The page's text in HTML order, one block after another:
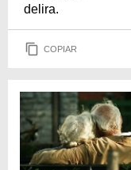
delira.
COPIAR